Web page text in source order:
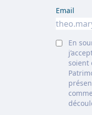
Email
En
soient